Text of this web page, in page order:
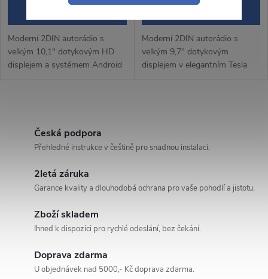
Moderní 2DIN autorádio s
velkým 10,1" dotykovým HD
displejem a systémem Android
Moderní 2DIN autorádio s
velkým 9,7" dotykovým
displejem v elegantním Tesla
Česká podpora
Přehledné instrukce v češtině pro snadnou instalaci.
2letá záruka
Garance kvality a dlouhodobá ochrana pro vaše pohodlí a jistotu.
Zboží skladem
Ihned k dispozici pro rychlé odeslání, bez čekání.
Doprava zdarma
U objednávek nad 5000,- Kč doprava zdarma.